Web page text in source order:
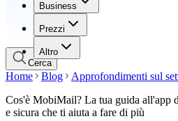
Business
Prezzi
Altro
Business
Prezzi
Cerca
Home Blog
Approfondimenti sul
Cos'è MobiMail? La tua guida all'app
e sicura che ti aiuta a fare di più